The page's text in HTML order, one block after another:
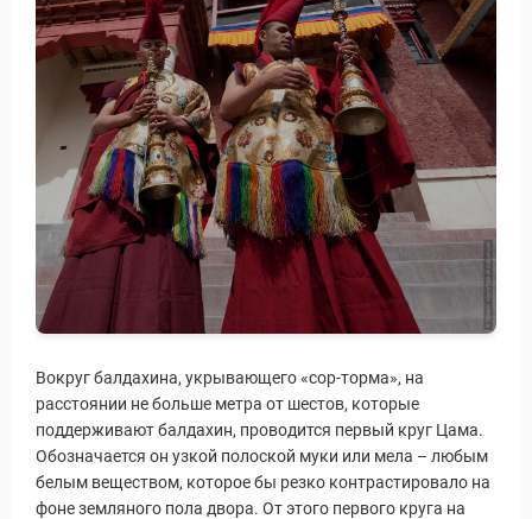
Вокруг балдахина, укрывающего «сор-торма», на
расстоянии не больше метра от шестов, которые
поддерживают балдахин, проводится первый круг Цама.
Обозначается он узкой полоской муки или мела – любым
белым веществом, которое бы резко контрастировало на
фоне земляного пола двора. От этого первого круга на